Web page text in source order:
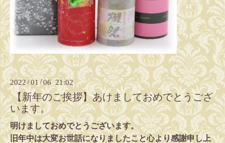
2022 /01/06 21:02
【新年のご挨拶】あけましておめでとうござ
います。
明けましておめでとうございます。
旧年中は大変お世話になりましたこと心より感謝申し上